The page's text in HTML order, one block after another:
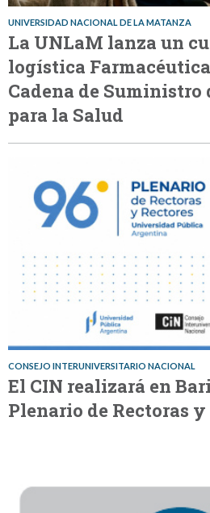
UNIVERSIDAD NACIONAL DE LA MATANZA
La UNLaM lanza un
logística
Cadena de Suministro
para la Salud
CONSEJO INTERUNIVERSITARIO NACIONAL
El CIN realizará en
Plenario de Rectoras y